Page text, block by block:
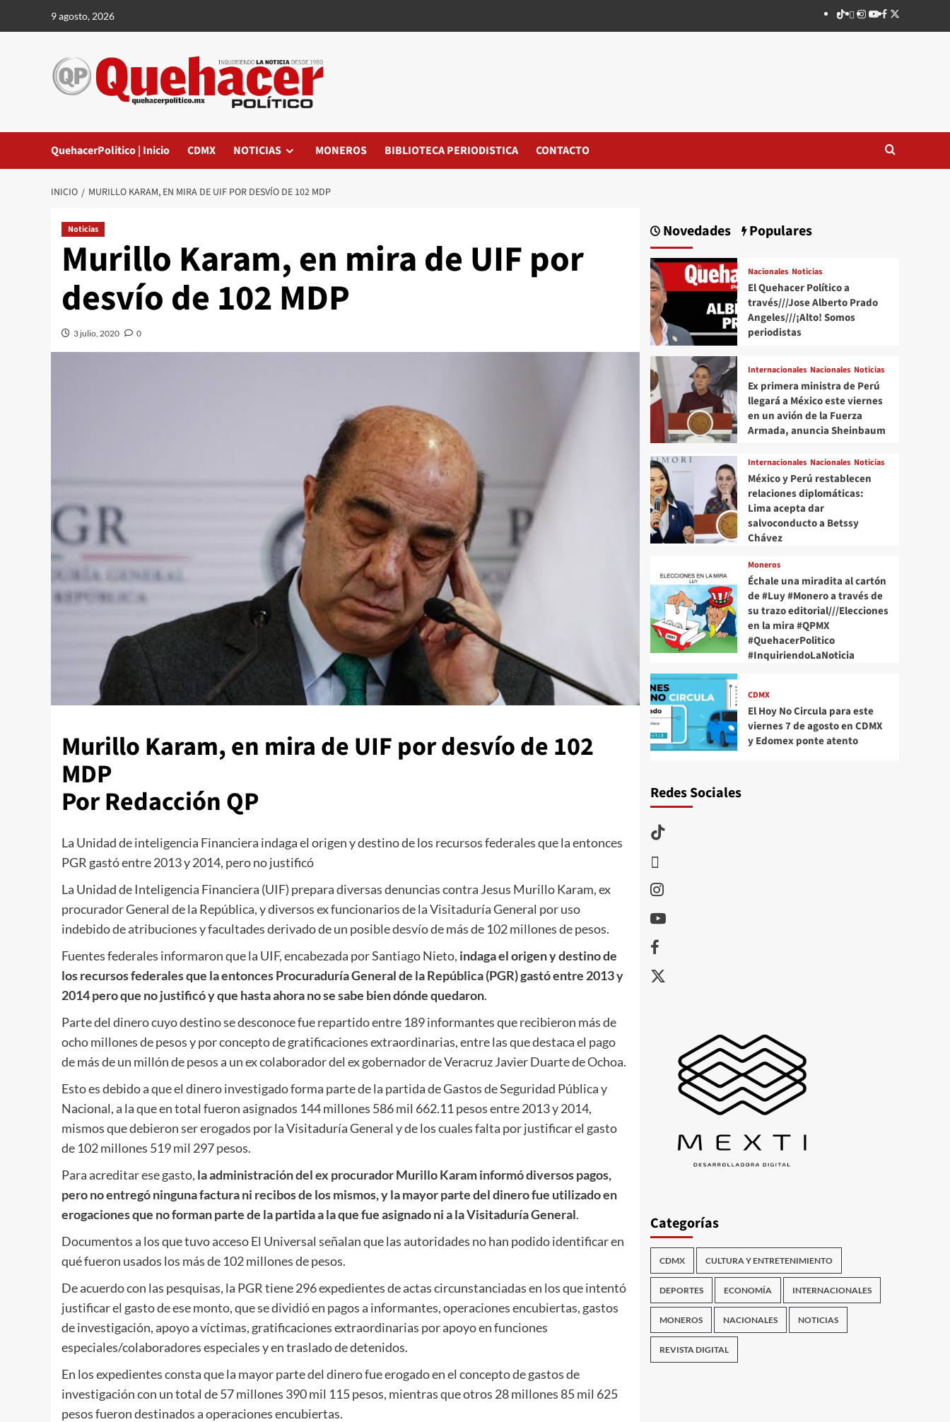
9 agosto, 2026 TikTok
threads
Instagram
Youtube
Facebook
X
QuehacerPolitico | Inicio CDMX NOTICIAS MONEROS BIBLIOTECA PERIODISTICA CONTACTO
INICIO MURILLO KARAM, EN MIRA DE UIF POR DESVÍO DE 102 MDP
Noticias
Murillo Karam, en mira de UIF por
desvío de 102 MDP
3 julio, 2020 0
Murillo Karam, en mira de UIF por desvío de 102
MDP
Por Redacción QP
La Unidad de inteligencia Financiera indaga el origen y destino de los recursos federales que la entonces
PGR gastó entre 2013 y 2014, pero no justificó
La Unidad de Inteligencia Financiera (UIF) prepara diversas denuncias contra Jesus Murillo Karam, ex
procurador General de la República, y diversos ex funcionarios de la Visitaduría General por uso
indebido de atribuciones y facultades derivado de un posible desvío de más de 102 millones de pesos.
Fuentes federales informaron que la UIF, encabezada por Santiago Nieto, indaga el origen y destino de
los recursos federales que la entonces Procuraduría General de la República (PGR) gastó entre 2013 y
2014 pero que no justificó y que hasta ahora no se sabe bien dónde quedaron.
Parte del dinero cuyo destino se desconoce fue repartido entre 189 informantes que recibieron más de
ocho millones de pesos y por concepto de gratificaciones extraordinarias, entre las que destaca el pago
de más de un millón de pesos a un ex colaborador del ex gobernador de Veracruz Javier Duarte de Ochoa.
Esto es debido a que el dinero investigado forma parte de la partida de Gastos de Seguridad Pública y
Nacional, a la que en total fueron asignados 144 millones 586 mil 662.11 pesos entre 2013 y 2014,
mismos que debieron ser erogados por la Visitaduría General y de los cuales falta por justificar el gasto
de 102 millones 519 mil 297 pesos.
Para acreditar ese gasto, la administración del ex procurador Murillo Karam informó diversos pagos,
pero no entregó ninguna factura ni recibos de los mismos, y la mayor parte del dinero fue utilizado en
erogaciones que no forman parte de la partida a la que fue asignado ni a la Visitaduría General.
Documentos a los que tuvo acceso El Universal señalan que las autoridades no han podido identificar en
qué fueron usados los más de 102 millones de pesos.
De acuerdo con las pesquisas, la PGR tiene 296 expedientes de actas circunstanciadas en los que intentó
justificar el gasto de ese monto, que se dividió en pagos a informantes, operaciones encubiertas, gastos
de investigación, apoyo a víctimas, gratificaciones extraordinarias por apoyo en funciones
especiales/colaboradores especiales y en traslado de detenidos.
En los expedientes consta que la mayor parte del dinero fue erogado en el concepto de gastos de
investigación con un total de 57 millones 390 mil 115 pesos, mientras que otros 28 millones 85 mil 625
pesos fueron destinados a operaciones encubiertas.
Novedades Populares
Nacionales Noticias
El Quehacer Político a
través///Jose Alberto Prado
Angeles///¡Alto! Somos
periodistas
Internacionales Nacionales Noticias
Ex primera ministra de Perú
llegará a México este viernes
en un avión de la Fuerza
Armada, anuncia Sheinbaum
Internacionales Nacionales Noticias
México y Perú restablecen
relaciones diplomáticas:
Lima acepta dar
salvoconducto a Betssy
Chávez
Moneros
Échale una miradita al cartón
de #Luy #Monero a través de
su trazo editorial///Elecciones
en la mira #QPMX
#QuehacerPolitico
#InquiriendoLaNoticia
CDMX
El Hoy No Circula para este
viernes 7 de agosto en CDMX
y Edomex ponte atento
Redes Sociales
TikTok
Instagram
Youtube
Facebook
X
Categorías
CDMX CULTURA Y ENTRETENIMIENTO
DEPORTES ECONOMÍA INTERNACIONALES
MONEROS NACIONALES NOTICIAS
REVISTA DIGITAL